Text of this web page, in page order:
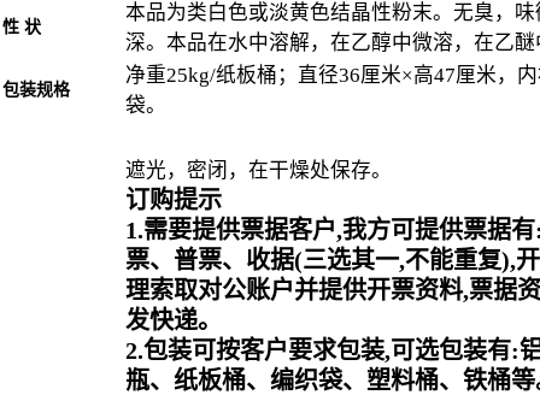
性 状
本品为类白色或淡黄色结晶性粉末。无臭，
深。本品在水中溶解，在乙醇中微溶，在乙
包装规格
净重25kg/纸板桶；直径36厘米×高47厘米，
袋。
遮光，密闭，在干燥处保存。
订购提示
1.需要提供票据客户,我方可提供票据
票、普票、收据(三选其一,不能重复),
理索取对公账户并提供开票资料,票据
发快递。
2.包装可按客户要求包装,可选包装有:
瓶、纸板桶、编织袋、塑料桶、铁桶